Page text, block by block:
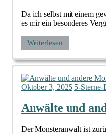
Da ich selbst mit einem
es mir ein besonderes
Weiterlesen
Oktober 3, 2025 5-Sterne-
Anwälte und
Der Monsteranwalt ist